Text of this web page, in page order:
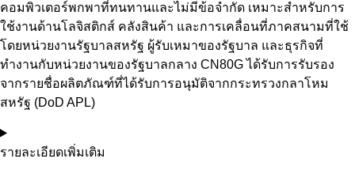
คอมพิวเตอร์พกพาที่ทนทานและไม่มีข้อจำกัด เหมาะสำหรับการ
ใช้งานด้านโลจิสติกส์ คลังสินค้า และการเคลื่อนที่ภาคสนามที่ใช้
โดยหน่วยงานรัฐบาลสหรัฐ ผู้รับเหมาของรัฐบาล และธุรกิจที่
ทำงานกับหน่วยงานของรัฐบาลกลาง CN80G ได้รับการรับรอง
จากรายชื่อผลิตภัณฑ์ที่ได้รับการอนุมัติจากกระทรวงกลาโหม
สหรัฐ (DoD APL)
รายละเอียดเพิ่มเติม